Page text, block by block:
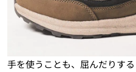
手を使うことも、屈んだりす